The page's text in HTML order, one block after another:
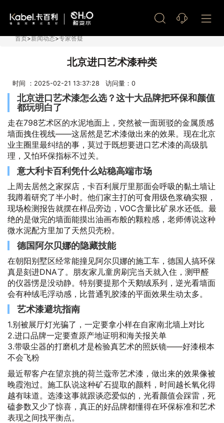
首页>新闻动态>专家答疑
北京进口艺术漆种类
时间 ：2025-02-21 13:37:28 访问量： 0
北京进口艺术漆怎么选？这十大品牌把环保和颜值
都玩明白了
走在798艺术区的水泥地面上，突然被一面斑驳的金属质感
墙面拽住视线——这居然是艺术漆做出来的效果。现在北京
业主圈里最纠结的事，莫过于既想要进口艺术漆的高级肌
理，又怕环保指标不过关。
意大利卡百利凭什么站稳高端市场
上周去居然之家探店，卡百利展厅里那面会呼吸的黏土墙让
我蹲着研究了半小时。他们家主打的可食用级色浆确实狠，
现场检测报告就摆在样品旁边，VOC含量比矿泉水还低。最
绝的是做完的墙面能摸出油画布般的颗粒感，老师傅说这种
微水泥配方里加了天然贝壳粉。
德国阿尔贝娜的隐藏技能
在朝阳别墅区经常能撞见阿尔贝娜的施工车，德国人搞环保
真是刻进DNA了。朋友家儿童房刷完当天就入住，测甲醛
的仪器愣是没动静。特别要提那个天鹅绒系列，逆光看墙面
会有种绒毛浮动感，比普通乳胶漆的平面效果生动太多。
艺术漆避坑指南
1.别被展厅灯光骗了，一定要拿小样在自家南北墙上对比
2.进口品牌一定要查原产地证明和海关报关单
3.带吸尘器的打磨机才是检验真艺术的照妖镜——好漆根本
不会飞粉
最近帮客户在望京挑的荷兰蔻帝艺术漆，做出来的效果像被
晚霞泡过。施工队说这种矿石提取的颜料，时间越长氧化得
越有味道。选漆这事就跟谈恋爱似的，光看颜值会踩雷，死
磕参数又少了惊喜，真正的好品牌都懂得在环保标准和艺术
表现之间找平衡点。